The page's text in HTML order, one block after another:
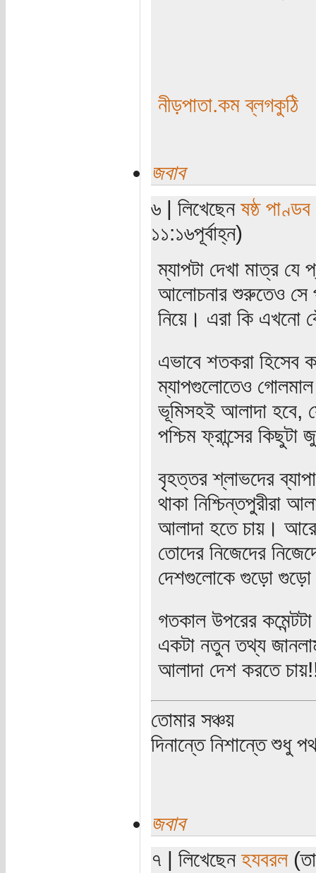
নীড়পাতা.কম ব্লগকুঠি
জবাব
৬ | লিখেছেন ষষ্ঠ পাণ্ডব
১১:১৬পূর্বাহ্ন)
ম্যাপটা দেখা মাত্র
আলোচনার শুরুতেও সে
নিয়ে। এরা কি এখনো
এভাবে শতকরা হিসেব
ম্যাপগুলোতেও
ভূমিসহই আলাদা হবে,
পশ্চিম ফ্রান্সের
বৃহত্তর শ্লাভদের
থাকা নিশ্চিন্তপুরীরা
আলাদা হতে চায়। আরে
তোদের নিজেদের
দেশগুলোকে গুড়ো গুড়ো
গতকাল উপরের
একটা নতুন তথ্য
আলাদা দেশ করতে
তোমার সঞ্চয়
দিনান্তে নিশান্তে শুধু
জবাব
৭ | লিখেছেন হযবরল